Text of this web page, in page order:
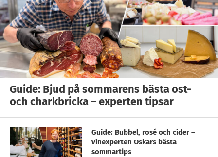
Guide: Bjud på sommarens bästa ost-
och charkbricka – experten tipsar
Guide: Bubbel, rosé och cider –
vinexperten Oskars bästa
sommartips